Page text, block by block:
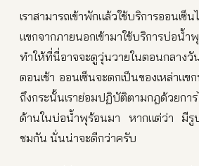
เราสามารถเข้าพักแล้วใช้บริการออนเ
แขกจากภายนอกเข้ามาใช้บริการบ่อน้
ทำให้ที่นี่อาจจะดูวุ่นวายในตอนกลาง
ตอนเช้า ออนเซ็นจะตกเป็นของเหล่าแข
ถึงกระนั้นเราย่อมปฏิบัติตามกฎด้วยกา
ด้านในบ่อน้ำพุร้อนมา หากแต่ว่า มีรูป
ชมกัน นั่นน่าจะดีกว่าครับ